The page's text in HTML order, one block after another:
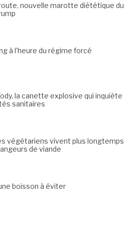
nouvelle marotte diététique du
à l’heure du régime forcé
la canette explosive qui inquiète
sanitaires
végétariens vivent plus longtemps
de viande
boisson à éviter